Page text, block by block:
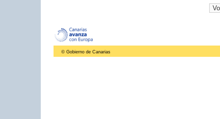
© Gobierno de Canarias